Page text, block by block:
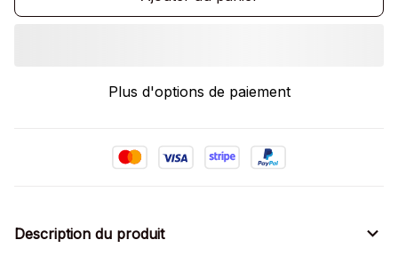
Plus d'options de paiement
Description du produit